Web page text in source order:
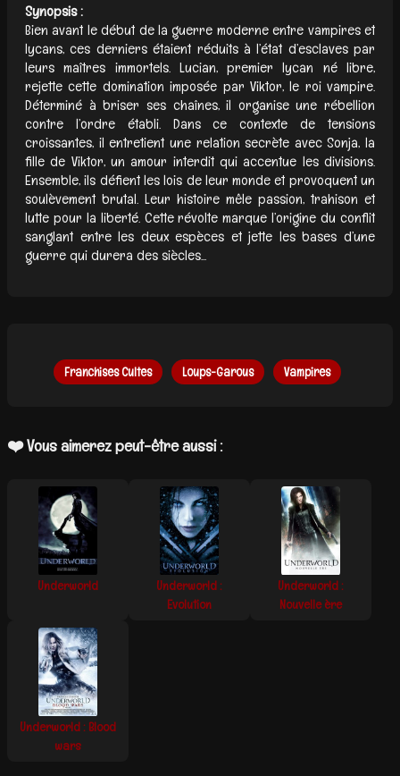
Synopsis :
Bien avant le début de la guerre moderne entre vampires et
lycans, ces derniers étaient réduits à l’état d’esclaves par
leurs maîtres immortels. Lucian, premier lycan né libre,
rejette cette domination imposée par Viktor, le roi vampire.
Déterminé à briser ses chaînes, il organise une rébellion
contre l’ordre établi. Dans ce contexte de tensions
croissantes, il entretient une relation secrète avec Sonja, la
fille de Viktor, un amour interdit qui accentue les divisions.
Ensemble, ils défient les lois de leur monde et provoquent un
soulèvement brutal. Leur histoire mêle passion, trahison et
lutte pour la liberté. Cette révolte marque l’origine du conflit
sanglant entre les deux espèces et jette les bases d’une
guerre qui durera des siècles...
Franchises Cultes Loups-Garous Vampires
❤️ Vous aimerez peut-être aussi :
Underworld
Underworld :
Evolution
Underworld :
Nouvelle ère
Underworld : Blood
wars